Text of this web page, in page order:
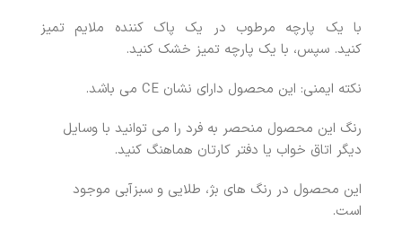
با یک پارچه مرطوب در یک پاک کننده ملایم تمیز
کنید. سپس، با یک پارچه تمیز خشک کنید.
نکته ایمنی: این محصول دارای نشان CE می باشد.
رنگ این محصول منحصر به فرد را می توانید با وسایل
دیگر اتاق خواب یا دفتر کارتان هماهنگ کنید.
این محصول در رنگ های بژ، طلایی و سبزآبی موجود
است.